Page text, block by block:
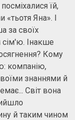
їй,
«тьотя Яна». І
за своїх
Інакше
Кому
компанію,
знаннями й
Світ вона
й таким чином